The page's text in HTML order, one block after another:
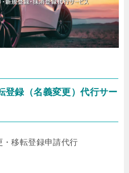
登録（名義変更）代行サー